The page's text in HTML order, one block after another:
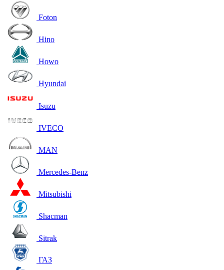
Foton
Hino
Howo
Hyundai
Isuzu
IVECO
MAN
Mercedes-Benz
Mitsubishi
Shacman
Sitrak
ГАЗ